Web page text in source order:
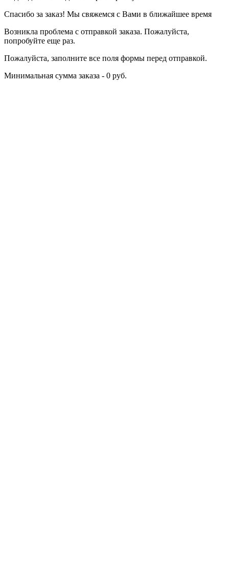
Спасибо за заказ! Мы свяжемся с Вами в ближайшее время
Возникла проблема с отправкой заказа. Пожалуйста,
попробуйте еще раз.
Пожалуйста, заполните все поля формы перед отправкой.
Минимальная сумма заказа - 0 руб.